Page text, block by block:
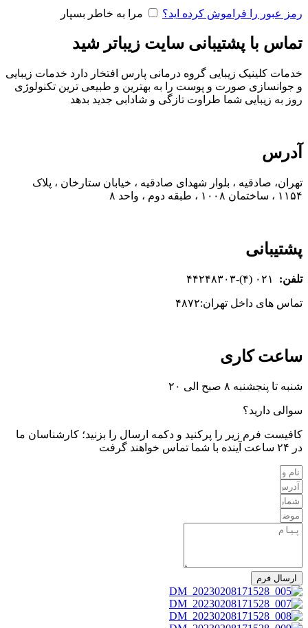
رمز عبور را فراموش کرده اید؟ مرا به خاطر بسپار
تماس با پشتیبانی سایت زیباتر شید
خدمات کلینیک زیبایی گروه درمانی پارس افتخار دارد خدمات زیبایی
و جوانسازی صورت و پوست را به بهترین و طبیعی ترین تکنولوژی
روز به زیبایی شما طراوت تازگی و شادابی جدید بدهد
آدرس
تهران، صادقیه ، بلوار شهدای صادقیه ، خیابان ستارخان ، پلاک
۱۱۵۴ ، ساختمان ۱۰۰۸ ، طبقه دوم ، واحد ۸
پشتیبانی
تلفن:
تماس های داخل تهران:۴۸۷۲
ساعت کاری
شنبه تا پنجشنبه ۸ صبح الی ۲۰
سوالی دارید؟
کافیست فرم زیر را پرکنید و دکمه ارسال را بزنید؛ کارشناسان ما
در ۲۴ ساعت آینده با شما تماس خواهند گرفت
ارسال فرم